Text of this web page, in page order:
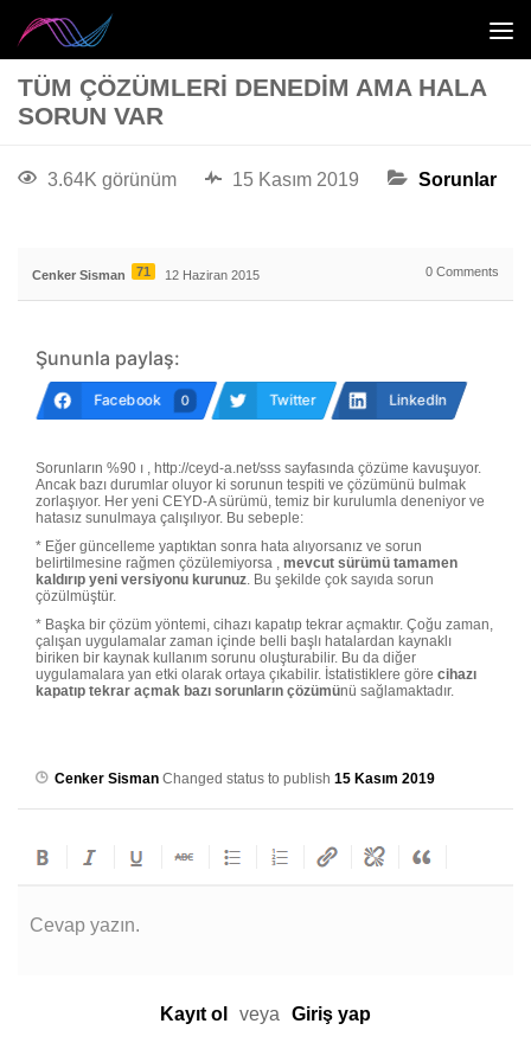
TÜM ÇÖZÜMLERI DENEDIM AMA HALA
SORUN VAR
3.64K görünüm 15 Kasım 2019 Sorunlar
Cenker Sisman 71 12 Haziran 2015 0 Comments
Şununla paylaş:
Facebook 0 Twitter LinkedIn
Sorunların %90 ı , http://ceyd-a.net/sss sayfasında çözüme kavuşuyor.
Ancak bazı durumlar oluyor ki sorunun tespiti ve çözümünü bulmak
zorlaşıyor. Her yeni CEYD-A sürümü, temiz bir kurulumla deneniyor ve
hatasız sunulmaya çalışılıyor. Bu sebeple:
* Eğer güncelleme yaptıktan sonra hata alıyorsanız ve sorun
belirtilmesine rağmen çözülemiyorsa , mevcut sürümü tamamen
kaldırıp yeni versiyonu kurunuz. Bu şekilde çok sayıda sorun
çözülmüştür.
* Başka bir çözüm yöntemi, cihazı kapatıp tekrar açmaktır. Çoğu zaman,
çalışan uygulamalar zaman içinde belli başlı hatalardan kaynaklı
biriken bir kaynak kullanım sorunu oluşturabilir. Bu da diğer
uygulamalara yan etki olarak ortaya çıkabilir. İstatistiklere göre cihazı
kapatıp tekrar açmak bazı sorunların çözümünü sağlamaktadır.
Cenker Sisman Changed status to publish 15 Kasım 2019
Cevap yazın.
Kayıt ol veya Giriş yap